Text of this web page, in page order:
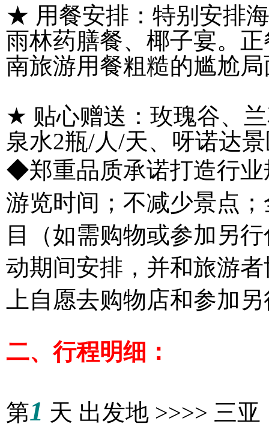
★ 用餐安排：特别安排
雨林药膳餐、椰子宴。
南旅游用餐粗糙的尴尬
★ 贴心赠送：玫瑰谷、
泉水2瓶/人/天、呀诺达
◆郑重品质承诺打造行
游览时间；不减少景点
目（如需购物或参加另
动期间安排，并和旅游
上自愿去购物店和参加
二、行程明细：
第1 天 出发地 >>>>